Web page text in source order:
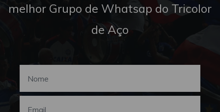
melhor Grupo de Whatsap do Tricolor
de Aço